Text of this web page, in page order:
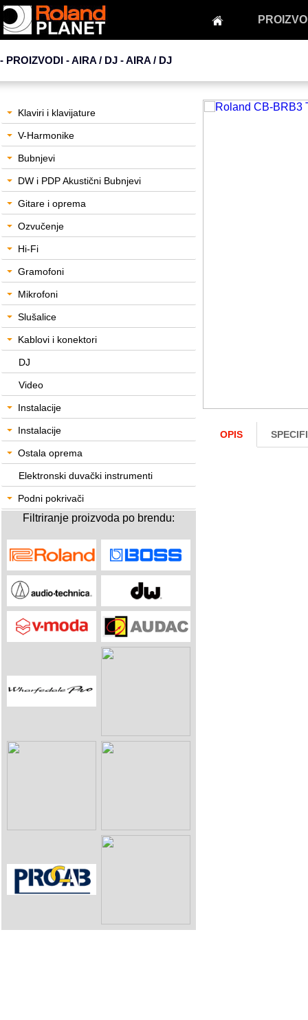
- PROIZVODI - AIRA / DJ -AIRA / DJ
Klaviri i klavijature
V-Harmonike
Bubnjevi
DW i PDP Akustični Bubnjevi
Gitare i oprema
Ozvučenje
Hi-Fi
Gramofoni
Mikrofoni
Slušalice
Kablovi i konektori
DJ
Video
Instalacije
Instalacije
Ostala oprema
Elektronski duvački instrumenti
Podni pokrivači
Filtriranje proizvoda po brendu:
OPIS